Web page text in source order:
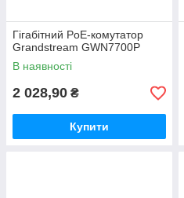
Гігабітний PoE-комутатор
Grandstream GWN7700P
В наявності
2 028,90 ₴
Купити